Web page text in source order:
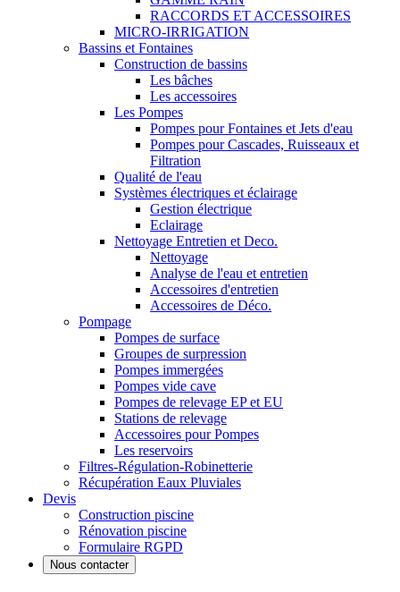
RACCORDS ET ACCESSOIRES
MICRO-IRRIGATION
Bassins et Fontaines
Construction de bassins
Les bâches
Les accessoires
Les Pompes
Pompes pour Fontaines et Jets d'eau
Pompes pour Cascades, Ruisseaux et
Filtration
Qualité de l'eau
Systèmes électriques et éclairage
Gestion électrique
Eclairage
Nettoyage Entretien et Deco.
Nettoyage
Analyse de l'eau et entretien
Accessoires d'entretien
Accessoires de Déco.
Pompage
Pompes de surface
Groupes de surpression
Pompes immergées
Pompes vide cave
Pompes de relevage EP et EU
Stations de relevage
Accessoires pour Pompes
Les reservoirs
Filtres-Régulation-Robinetterie
Récupération Eaux Pluviales
Devis
Construction piscine
Rénovation piscine
Formulaire RGPD
Nous contacter